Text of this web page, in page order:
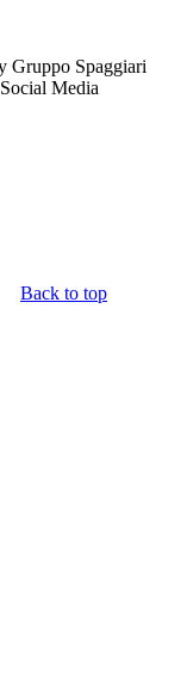
Gruppo Spaggiari
Media
Back to top